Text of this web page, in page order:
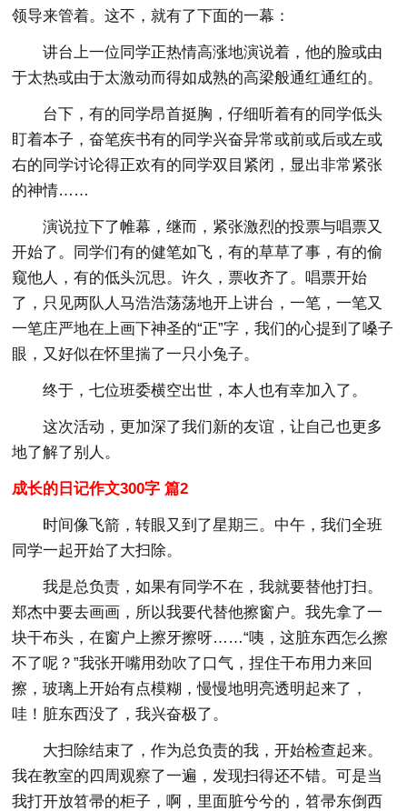
领导来管着。这不，就有了下面的一幕：
讲台上一位同学正热情高涨地演说着，他的脸或由
于太热或由于太激动而得如成熟的高梁般通红通红的。
台下，有的同学昂首挺胸，仔细听着有的同学低头
盯着本子，奋笔疾书有的同学兴奋异常或前或后或左或
右的同学讨论得正欢有的同学双目紧闭，显出非常紧张
的神情……
演说拉下了帷幕，继而，紧张激烈的投票与唱票又
开始了。同学们有的健笔如飞，有的草草了事，有的偷
窥他人，有的低头沉思。许久，票收齐了。唱票开始
了，只见两队人马浩浩荡荡地开上讲台，一笔，一笔又
一笔庄严地在上画下神圣的“正”字，我们的心提到了嗓子
眼，又好似在怀里揣了一只小兔子。
终于，七位班委横空出世，本人也有幸加入了。
这次活动，更加深了我们新的友谊，让自己也更多
地了解了别人。
成长的日记作文300字 篇2
时间像飞箭，转眼又到了星期三。中午，我们全班
同学一起开始了大扫除。
我是总负责，如果有同学不在，我就要替他打扫。
郑杰中要去画画，所以我要代替他擦窗户。我先拿了一
块干布头，在窗户上擦牙擦呀……“咦，这脏东西怎么擦
不了呢？”我张开嘴用劲吹了口气，捏住干布用力来回
擦，玻璃上开始有点模糊，慢慢地明亮透明起来了，
哇！脏东西没了，我兴奋极了。
大扫除结束了，作为总负责的我，开始检查起来。
我在教室的四周观察了一遍，发现扫得还不错。可是当
我打开放笤帚的柜子，啊，里面脏兮兮的，笤帚东倒西